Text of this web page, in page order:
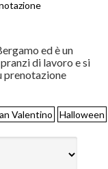
ed è un
di lavoro e si
prenotazione
Valentino Halloween